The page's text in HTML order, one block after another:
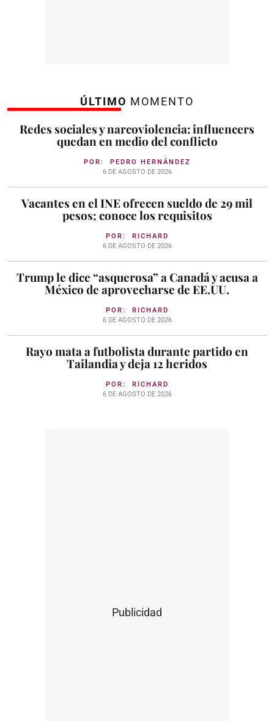
ÚLTIMO MOMENTO
Redes sociales y narcoviolencia: influencers
quedan en medio del conflicto
POR: PEDRO HERNÁNDEZ
6 DE AGOSTO DE 2026
Vacantes en el INE ofrecen sueldo de 29 mil
pesos; conoce los requisitos
POR: RICHARD
6 DE AGOSTO DE 2026
Trump le dice “asquerosa” a Canadá y acusa a
México de aprovecharse de EE.UU.
POR: RICHARD
6 DE AGOSTO DE 2026
Rayo mata a futbolista durante partido en
Tailandia y deja 12 heridos
POR: RICHARD
6 DE AGOSTO DE 2026
Publicidad